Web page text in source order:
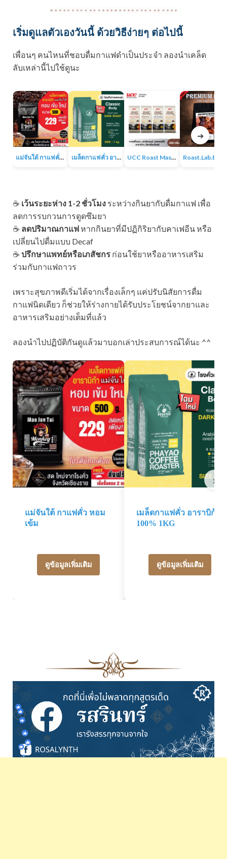
เริ่มดูแลตัวเองวันนี้ ด้วยวิธีง่ายๆ ต่อไปนี้
เพื่อนๆ คนไหนที่ชอบดื่มกาแฟดำเป็นประจำ ลองนำเคล็ด
ลับเหล่านี้ไปใช้ดูนะ
แม่จันใต้ กาแฟคั่ว หอม เข้ม เมล็ดกาแฟคั่ว อาราบิก้า 100% 1KG UCC Roast Master กาแฟคั่วบด 250 ก.
➔
☕ เว้นระยะห่าง 1-2 ชั่วโมง ระหว่างกินยากับดื่มกาแฟ เพื่อ
ลดการรบกวนการดูดซึมยา
☕ ลดปริมาณกาแฟหากกินยาที่มีปฏิกิริยากับคาเฟอีน หรือ
เปลี่ยนไปดื่มแบบ Decaf
☕ ปรึกษาแพทย์หรือเภสัชกร ก่อนใช้ยาหรืออาหารเสริม
ร่วมกับกาแฟถาวร
เพราะสุขภาพดีเริ่มได้จากเรื่องเล็กๆ แค่ปรับนิสัยการดื่ม
กาแฟนิดเดียว ก็ช่วยให้ร่างกายได้รับประโยชน์จากยาและ
อาหารเสริมอย่างเต็มที่แล้ว
ลองนำไปปฏิบัติกันดูแล้วมาบอกเล่าประสบการณ์ได้นะ ^^
›
แม่จันใต้ กาแฟคั่ว หอม
เข้ม
ดูข้อมูลเพิ่มเติม
เมล็ดกาแฟคั่ว อาราบิก้า
100% 1KG
ดูข้อมูลเพิ่มเติม